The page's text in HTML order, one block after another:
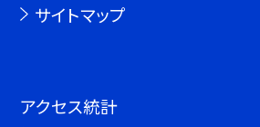
サイトマップ
アクセス統計